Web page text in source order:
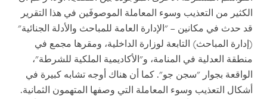
الكثير من التعذيب وسوء المعاملة الموصوفَين في هذا التقرير
قد حدث في مكانين – "الإدارة العامة للمباحث والأدلة الجنائية"
(إدارة المباحث) التابعة لوزارة الداخلية، ومقرها مجمع في
منطقة العدلية في المنامة، و"الأكاديمية الملكية للشرطة"،
الواقعة بجوار "سجن جو". كما أن هناك أوجه تشابه كبيرة في
أشكال التعذيب وسوء المعاملة التي وصفها المتهمون الثمانية.